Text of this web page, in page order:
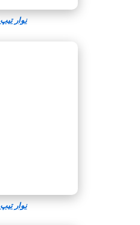
نوار تیپ
نوار تیپ